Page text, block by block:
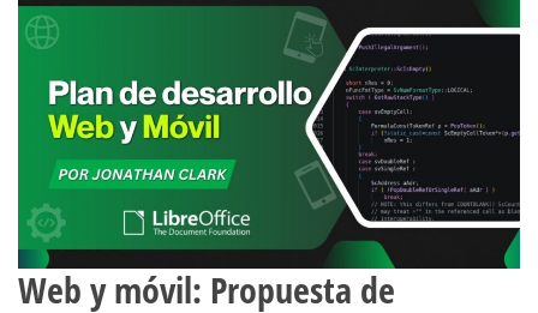
Web y móvil: Propuesta de